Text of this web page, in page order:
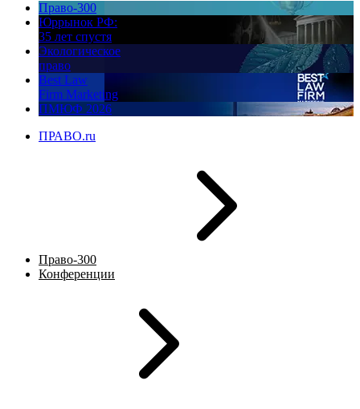
Право-300
Юррынок РФ:
35 лет спустя
Экологическое
право
Best Law
Firm Marketing
ПМЮФ 2026
ПРАВО.ru
Право-300
Конференции